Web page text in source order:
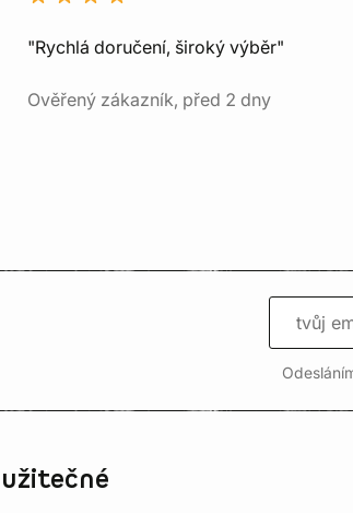
"Rychlá doručení, široký výběr"
Ověřený zákazník, před 2 dny
užitečné